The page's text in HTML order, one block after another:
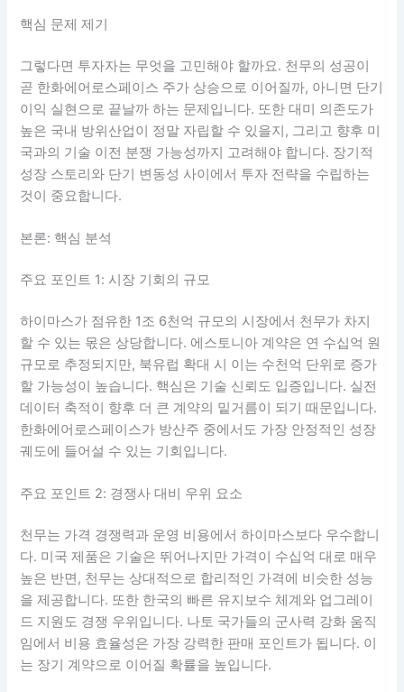
핵심 문제 제기
그렇다면 투자자는 무엇을 고민해야 할까요. 천무의 성공이
곧 한화에어로스페이스 주가 상승으로 이어질까, 아니면 단기
이익 실현으로 끝날까 하는 문제입니다. 또한 대미 의존도가
높은 국내 방위산업이 정말 자립할 수 있을지, 그리고 향후 미
국과의 기술 이전 분쟁 가능성까지 고려해야 합니다. 장기적
성장 스토리와 단기 변동성 사이에서 투자 전략을 수립하는
것이 중요합니다.
본론: 핵심 분석
주요 포인트 1: 시장 기회의 규모
하이마스가 점유한 1조 6천억 규모의 시장에서 천무가 차지
할 수 있는 몫은 상당합니다. 에스토니아 계약은 연 수십억 원
규모로 추정되지만, 북유럽 확대 시 이는 수천억 단위로 증가
할 가능성이 높습니다. 핵심은 기술 신뢰도 입증입니다. 실전
데이터 축적이 향후 더 큰 계약의 밑거름이 되기 때문입니다.
한화에어로스페이스가 방산주 중에서도 가장 안정적인 성장
궤도에 들어설 수 있는 기회입니다.
주요 포인트 2: 경쟁사 대비 우위 요소
천무는 가격 경쟁력과 운영 비용에서 하이마스보다 우수합니
다. 미국 제품은 기술은 뛰어나지만 가격이 수십억 대로 매우
높은 반면, 천무는 상대적으로 합리적인 가격에 비슷한 성능
을 제공합니다. 또한 한국의 빠른 유지보수 체계와 업그레이
드 지원도 경쟁 우위입니다. 나토 국가들의 군사력 강화 움직
임에서 비용 효율성은 가장 강력한 판매 포인트가 됩니다. 이
는 장기 계약으로 이어질 확률을 높입니다.